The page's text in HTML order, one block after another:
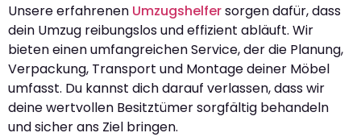
Unsere erfahrenen Umzugshelfersorgen dafür, dass
dein Umzug reibungslos und effizient abläuft. Wir
bieten einen umfangreichen Service, der die Planung,
Verpackung, Transport und Montage deiner Möbel
umfasst. Du kannst dich darauf verlassen, dass wir
deine wertvollen Besitztümer sorgfältig behandeln
und sicher ans Ziel bringen.